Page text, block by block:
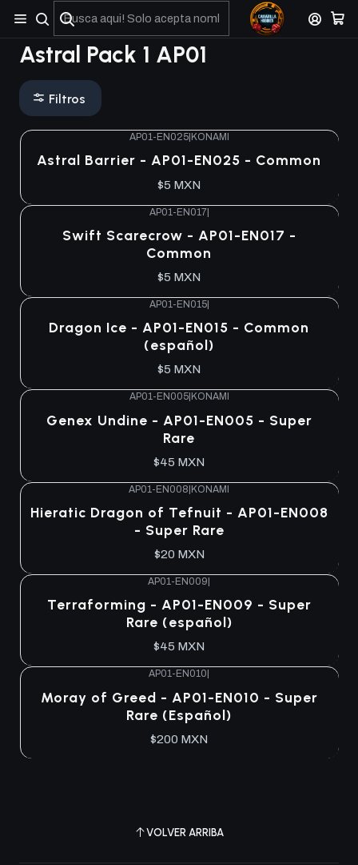
No olviden reportar sus depositos y transferencias por Whatsapp
Astral Pack 1 AP01
Filtros
AP01-EN025| KONAMI
Astral Barrier - AP01-EN025 - Common
$5 MXN
AP01-EN017|
Swift Scarecrow - AP01-EN017 -
Common
$5 MXN
AP01-EN015|
Dragon Ice - AP01-EN015 - Common
(español)
$5 MXN
AP01-EN005| KONAMI
Genex Undine - AP01-EN005 - Super
Rare
$45 MXN
AP01-EN008|KONAMI
Hieratic Dragon of Tefnuit - AP01-EN008
- Super Rare
$20 MXN
AP01-EN009
Terraforming - AP01-EN009 - Super
Rare (español)
$45 MXN
AP01-EN010
Moray of Greed - AP01-EN010 - Super
Rare (Español)
$200 MXN
VOLVER ARRIBA